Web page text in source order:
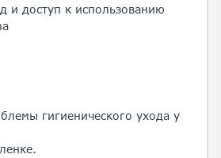
и доступ к использованию
гигиенического ухода у